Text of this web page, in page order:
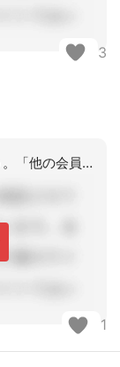
3
皆さん、投稿ガイドライン読みましょう。「他の会員さんに対する否定的・批判的・攻撃
1